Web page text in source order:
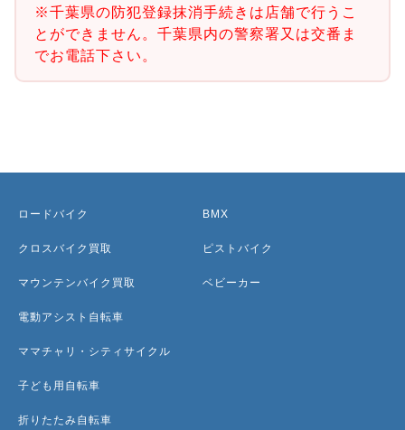
※千葉県の防犯登録抹消手続きは店舗で行うこ
とができません。千葉県内の警察署又は交番ま
でお電話下さい。
ロードバイク
クロスバイク買取
マウンテンバイク買取
電動アシスト自転車
ママチャリ・シティサイクル
子ども用自転車
折りたたみ自転車
BMX
ピストバイク
ベビーカー